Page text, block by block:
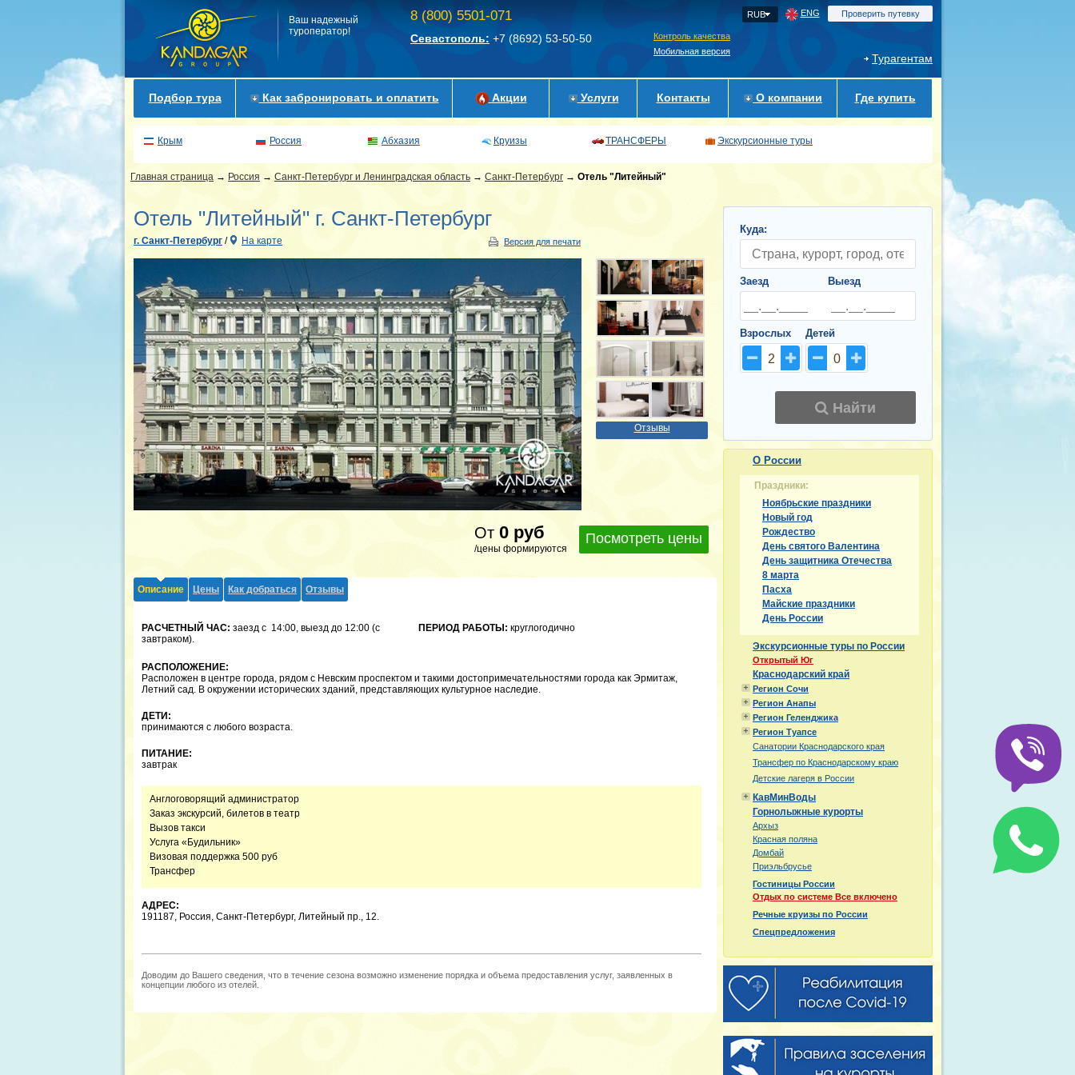
Ваш надежный
туроператор!
8 (800) 5501-071
Севастополь: +7 (8692) 53-50-50
Контроль качества
Мобильная версия
RUB ENG Проверить путевку
Турагентам
Подбор тура Как забронировать и оплатить Акции Услуги Контакты О компании Где купить
Крым Россия Абхазия Круизы ТРАНСФЕРЫ Экскурсионные туры
Главная страница → Россия → Санкт-Петербург и Ленинградская область → Санкт-Петербург → Отель "Литейный"
Отель "Литейный" г. Санкт-Петербург
г. Санкт-Петербург / На карте Версия для печати
Отзывы
Посмотреть цены
От 0 руб
/цены формируются
Описание Цены Как добраться Отзывы
РАСЧЕТНЫЙ ЧАС: заезд с 14:00, выезд до 12:00 (с
завтраком).
ПЕРИОД РАБОТЫ: круглогодично
РАСПОЛОЖЕНИЕ:
Расположен в центре города, рядом с Невским проспектом и такими достопримечательностями города как Эрмитаж,
Летний сад. В окружении исторических зданий, представляющих культурное наследие.
ДЕТИ:
принимаются с любого возраста.
ПИТАНИЕ:
завтрак
Англоговорящий администратор
Заказ экскурсий, билетов в театр
Вызов такси
Услуга «Будильник»
Визовая поддержка 500 руб
Трансфер
АДРЕС:
191187, Россия, Санкт-Петербург, Литейный пр., 12.
Доводим до Вашего сведения, что в течение сезона возможно изменение порядка и объема предоставления услуг, заявленных в
концепции любого из отелей.
Куда:
Заезд Выезд
Взрослых
2
Детей
0
Найти
О России
Праздники:
Ноябрьские праздники
Новый год
Рождество
День святого Валентина
День защитника Отечества
8 марта
Пасха
Майские праздники
День России
Экскурсионные туры по России
Открытый Юг
Краснодарский край
Регион Сочи
Регион Анапы
Регион Геленджика
Регион Туапсе
Санатории Краснодарского края
Трансфер по Краснодарскому краю
Детские лагеря в России
КавМинВоды
Горнолыжные курорты
Архыз
Красная поляна
Домбай
Приэльбрусье
Гостиницы России
Отдых по системе Все включено
Речные круизы по России
Спецпредложения